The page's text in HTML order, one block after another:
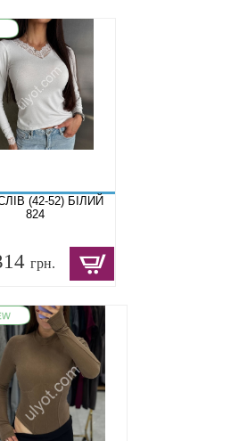
(42-52) БІЛИЙ
824
грн.